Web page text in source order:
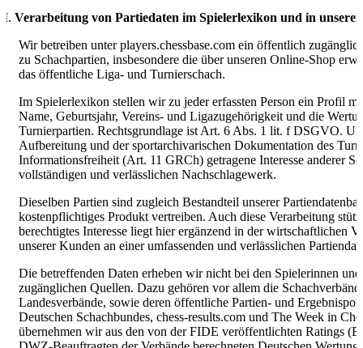
Verarbeitung von Partiedaten im Spielerlexikon und in
Wir betreiben unter players.chessbase.com ein öffentlich
zu Schachpartien, insbesondere die über unseren Online-Shop
das öffentliche Liga- und Turnierschach.
Im Spielerlexikon stellen wir zu jeder erfassten Person ein Profil
Name, Geburtsjahr, Vereins- und Ligazugehörigkeit und die
Turnierpartien. Rechtsgrundlage ist Art. 6 Abs. 1 lit. f DSGVO.
Aufbereitung und der sportarchivarischen Dokumentation des
Informationsfreiheit (Art. 11 GRCh) getragene Interesse anderer
vollständigen und verlässlichen Nachschlagewerk.
Dieselben Partien sind zugleich Bestandteil unserer
kostenpflichtiges Produkt vertreiben. Auch diese Verarbeitung
berechtigtes Interesse liegt hier ergänzend in der wirtschaftlichen
unserer Kunden an einer umfassenden und verlässlichen
Die betreffenden Daten erheben wir nicht bei den Spielerinnen
zugänglichen Quellen. Dazu gehören vor allem die
Landesverbände, sowie deren öffentliche Partien- und
Deutschen Schachbundes, chess-results.com und The Week in
übernehmen wir aus den von der FIDE veröffentlichten Ratings